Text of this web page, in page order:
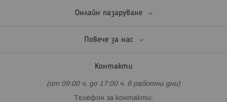
Онлайн пазаруване
Повече за нас
Контакти
(от 09:00 ч. до 17:00 ч. в работни дни)
Телефон за контакти: